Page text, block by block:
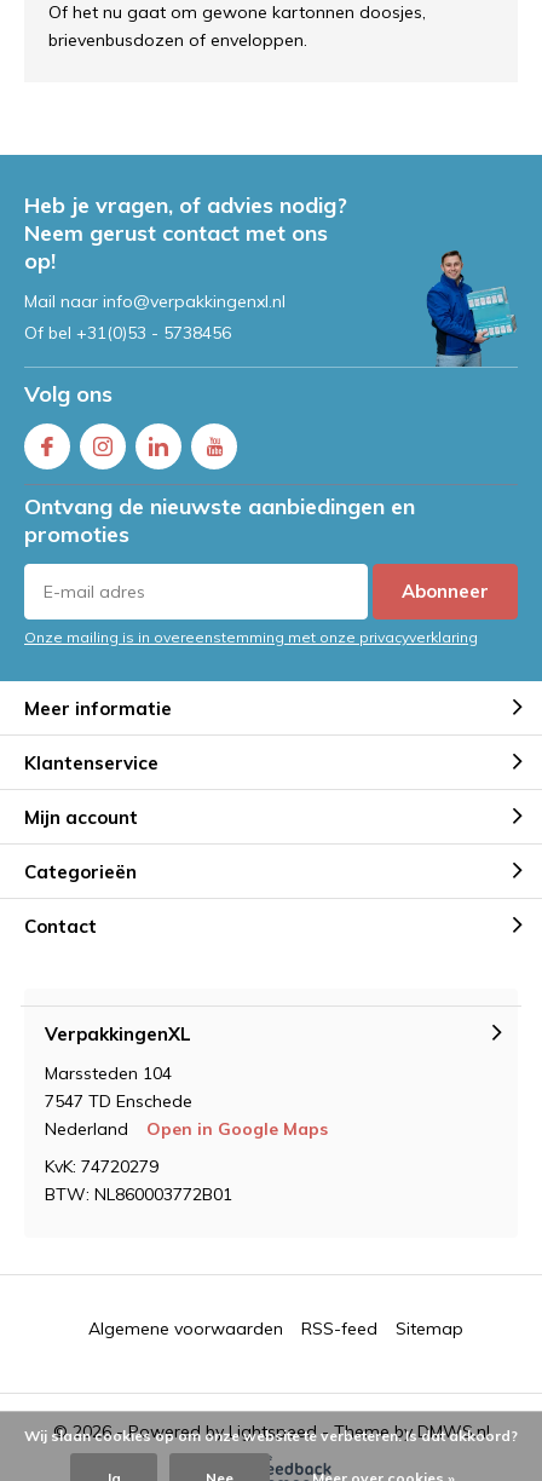
Of het nu gaat om gewone kartonnen doosjes,
brievenbusdozen of enveloppen.
Heb je vragen, of advies nodig?
Neem gerust contact met ons
op!
Mail naar info@verpakkingenxl.nl
Of bel +31(0)53 - 5738456
Volg ons
Ontvang de nieuwste aanbiedingen en
promoties
Abonneer
Onze mailing is in overeenstemming met onze privacyverklaring
Meer informatie
Klantenservice
Mijn account
Categorieën
Contact
VerpakkingenXL
Marssteden 104
7547 TD Enschede
Nederland
Open in Google Maps
KvK: 74720279
BTW: NL860003772B01
© 2026 - Powered byLightspeed- Theme byDMWS.nl
Algemene voorwaarden RSS-feed Sitemap
Wij slaan cookies op om onze website te verbeteren. Is dat akkoord?